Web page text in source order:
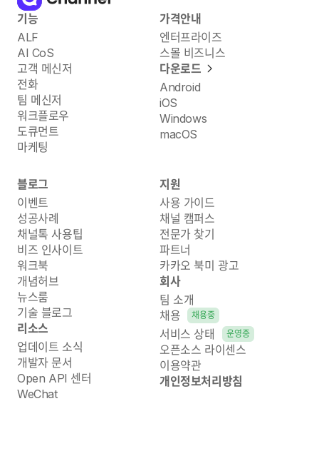
기능
ALF
AI CoS
고객 메신저
전화
팀 메신저
워크플로우
도큐먼트
마케팅
가격안내
엔터프라이즈
스몰 비즈니스
다운로드
Android
iOS
Windows
macOS
블로그
이벤트
성공사례
채널톡 사용팁
비즈 인사이트
워크북
개념허브
뉴스룸
기술 블로그
리소스
업데이트 소식
개발자 문서
Open API 센터
WeChat
지원
사용 가이드
채널 캠퍼스
전문가 찾기
파트너
카카오 북미 광고
회사
팀 소개
채용
채용중
서비스 상태 운영중
오픈소스 라이센스
이용약관
개인정보처리방침